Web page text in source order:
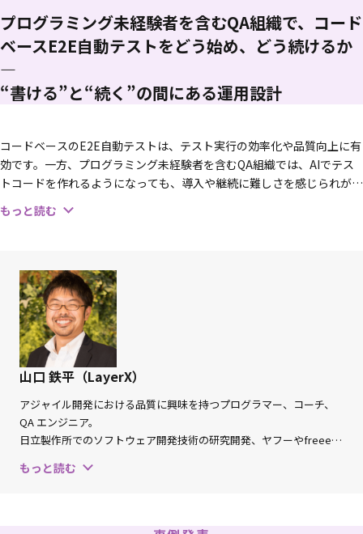
プログラミング未経験者を含むQA組織で、コード
ベースE2E自動テストをどう始め、どう続けるか
—
“書ける”と“続く”の間にある運用設計
コードベースのE2E自動テストは、テスト実行の効率化や品質向上に有
効です。一方、プログラミング未経験者を含むQA組織では、AIでテス
トコードを作れるようになっても、導入や継続に難しさを感じられがち
く、品質と一貫性をどう担保するか、誰がレビュー責任を持つかといっ
つガードレール込みで形を作り、段階的にメンバーを巻き込む進め方を
紹介します。技術そのものではなく、役割分担・学習の順序・QA組織
としての責任の持ち方に焦点を当て、具体例と成果を交えて解説しま
す。
もっと読む
山口 鉄平（LayerX）
アジャイル開発における品質に興味を持つプログラマー、コーチ、
QA エンジニア。
日立製作所でのソフトウェア開発技術の研究開発、ヤフーやfreeeで
ムやテスト環境の開発・運用を経て、現在LayerXにてサービスのテ
自動テストやアジャイル開発に関するコンサルティングを提供して
もっと読む